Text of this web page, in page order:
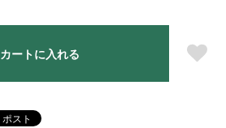
カートに入れる